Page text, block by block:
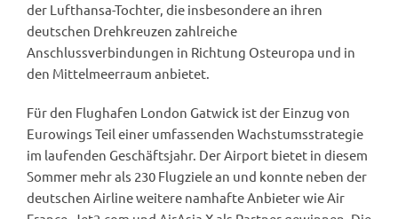
der Lufthansa-Tochter, die insbesondere an ihren
deutschen Drehkreuzen zahlreiche
Anschlussverbindungen in Richtung Osteuropa und in
den Mittelmeerraum anbietet.
Für den Flughafen London Gatwick ist der Einzug von
Eurowings Teil einer umfassenden Wachstumsstrategie
im laufenden Geschäftsjahr. Der Airport bietet in diesem
Sommer mehr als 230 Flugziele an und konnte neben der
deutschen Airline weitere namhafte Anbieter wie Air